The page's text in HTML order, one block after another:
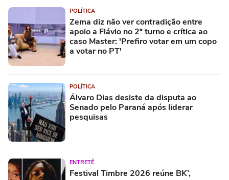
POLÍTICA
Zema diz não ver contradição entre
apoio a Flávio no 2º turno e crítica ao
caso Master: 'Prefiro votar em um copo
a votar no PT'
POLÍTICA
Álvaro Dias desiste da disputa ao
Senado pelo Paraná após liderar
pesquisas
ENTRETÊ
Festival Timbre 2026 reúne BK’,